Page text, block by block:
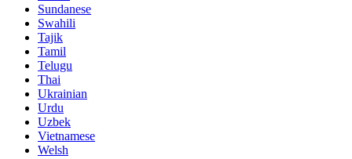
Sundanese
Swahili
Tajik
Tamil
Telugu
Thai
Ukrainian
Urdu
Uzbek
Vietnamese
Welsh